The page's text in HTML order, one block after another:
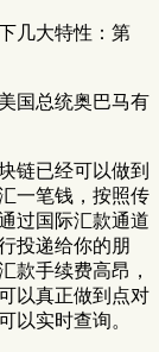
几大特性：第
国总统奥巴马有
链已经可以做到
一笔钱，按照传
过国际汇款通道
投递给你的朋
款手续费高昂，
以真正做到点对
以实时查询。